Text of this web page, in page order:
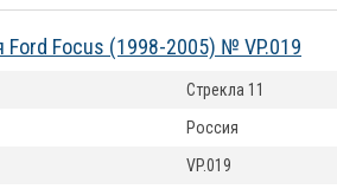
Focus (1998-2005) № VP.019
Стрекла 11
Россия
VP.019